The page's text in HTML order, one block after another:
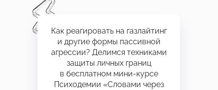
Как реагировать на газлайтинг
и другие формы пассивной
агрессии? Делимся техниками
защиты личных границ
в бесплатном мини-курсе
Психодемии «Словами через